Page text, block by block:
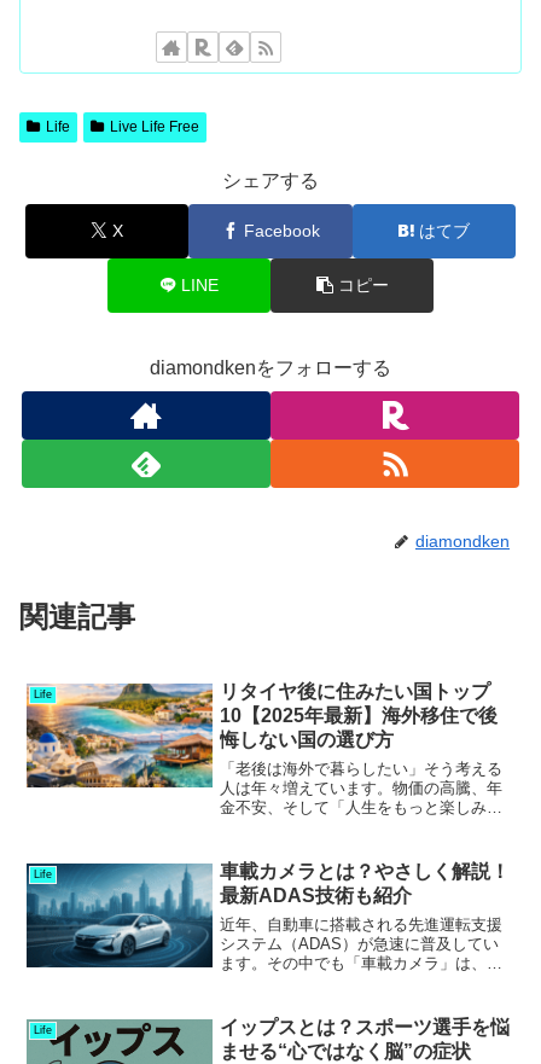
Life Live Life Free
シェアする
X Facebook はてブ
LINE コピー
diamondkenをフォローする
diamondken
関連記事
Life
リタイヤ後に住みたい国トップ
10【2025年最新】海外移住で後
悔しない国の選び方
「老後は海外で暮らしたい」そう考える
人は年々増えています。物価の高騰、年
金不安、そして「人生をもっと楽しみた
りました。米CNBCの報道によると、世
界各国には退職者向けの...
Life
車載カメラとは？やさしく解説！
最新ADAS技術も紹介
近年、自動車に搭載される先進運転支援
システム（ADAS）が急速に普及してい
ます。その中でも「車載カメラ」は、周
カメラシステムの基本から最新技術、今
後の課題まで、わかりや...
Life
イップスとは？スポーツ選手を悩
ませる“心ではなく脳”の症状